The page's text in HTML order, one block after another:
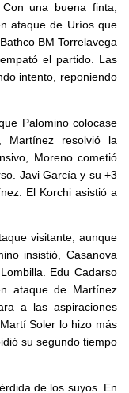
una buena finta,
ataque de Uríos que
BM Torrelavega
el partido. Las
intento, reponiendo
Palomino colocase
resolvió la
Moreno cometió
Javi García y su +3
El Korchi asistió a
visitante, aunque
insistió, Casanova
Edu Cadarso
ataque de Martínez
a las aspiraciones
Soler lo hizo más
su segundo tiempo
de los suyos. En